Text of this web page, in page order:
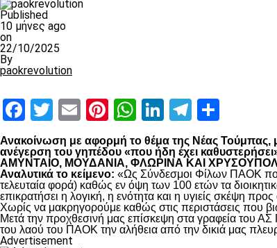
Published
10 μήνες ago
on
22/10/2025
By
paokrevolution
Facebook
Twitter
EmailPinterest
WhatsApp
LinkedIn
Telegram
Ανακοίνωση με αφορμή το θέμα της Νέας Τούμπας,
ανέγερση του γηπέδου «που ήδη έχει
ΑΜΥΝΤΑΙΟ, ΜΟΥΔΑΝΙΑ, ΦΛΩΡΙΝΑ ΚΑΙ ΧΡΥΣΟΥΠΟΛΗΣ).
Αναλυτικά το κείμενο: «Ως Σύνδεσμοι Φίλων ΠΑΟΚ που
τελευταία φορά) καθώς εν όψη των 100 ετών τα
επικρατήσει η λογική, η ενότητα και η υγιείς σκέψη
Χωρίς να μακρηγορούμε καθώς στις περιστάσεις που
Μετά την προχθεσινή μας επίσκεψη στα γραφεία του
του λαού του ΠΑΟΚ την αλήθεια από την δικιά μας
Advertisement